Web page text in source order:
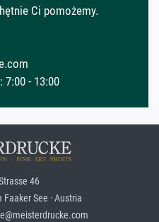
Ci pomożemy.
7:00 - 13:00
46
See · Austria